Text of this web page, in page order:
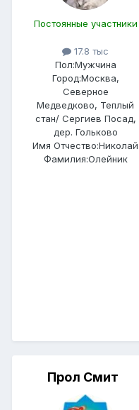
Постоянные участники
17.8 тыс
Пол:Мужчина
Город:Москва,
Северное
Медведково, Теплый
стан/ Сергиев Посад,
дер. Гольково
Имя Отчество:Николай
Фамилия:Олейник
Прол Смит